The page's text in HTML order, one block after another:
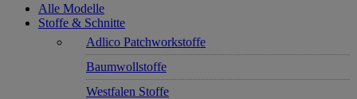
Alle Modelle
Stoffe & Schnitte
Adlico Patchworkstoffe
Baumwollstoffe
Westfalen Stoffe